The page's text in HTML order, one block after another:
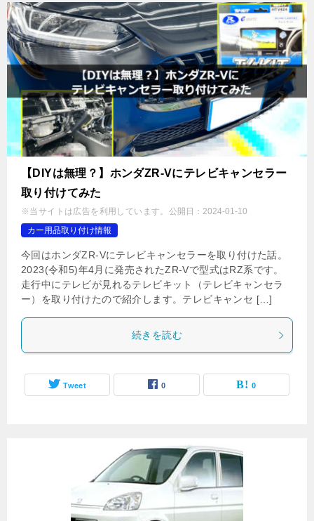
【DIYは無理？】ホンダZR-Vにテレビキャンセラー
取り付けてみた
※当サイトは広告を利用しています。 公開日： 2024-01-10
カー用品取り付け情報
今回はホンダZR-Vにテレビキャンセラーを取り付けた話。
2023(令和5)年4月に発売されたZR-Vで型式はRZ系です。
走行中にテレビが見れるテレビキット（テレビキャンセラ
ー）を取り付けたので紹介します。テレビキャンセ […]
続きを読む
Tweet 0 0